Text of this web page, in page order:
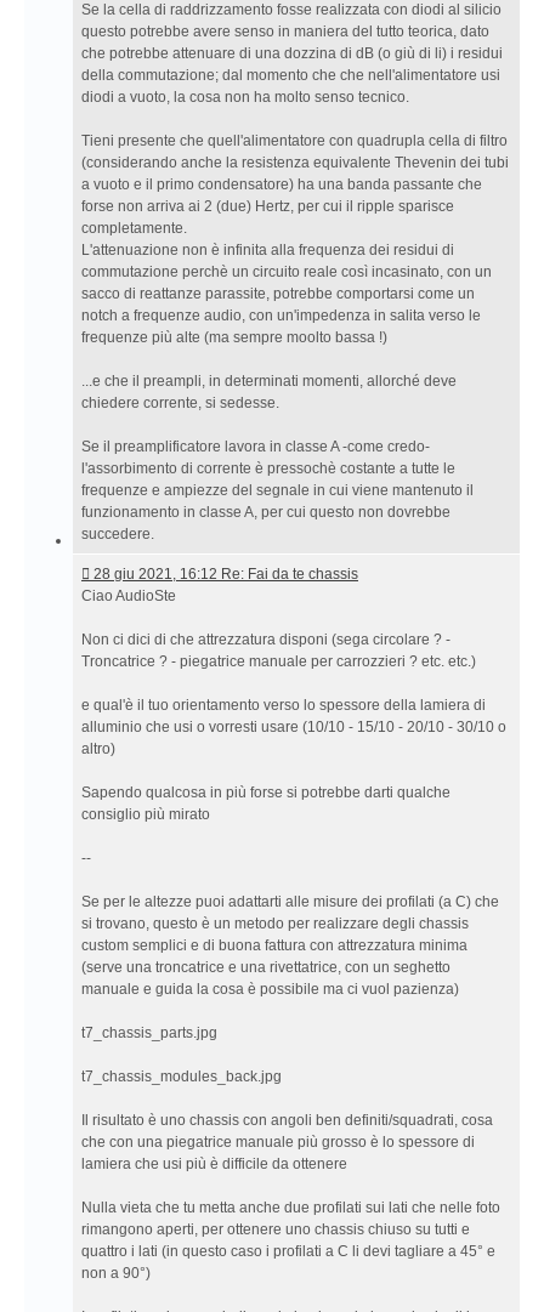
Se la cella di raddrizzamento fosse realizzata con diodi al silicio
questo potrebbe avere senso in maniera del tutto teorica, dato
che potrebbe attenuare di una dozzina di dB (o giù di li) i residui
della commutazione; dal momento che che nell'alimentatore usi
diodi a vuoto, la cosa non ha molto senso tecnico.
Tieni presente che quell'alimentatore con quadrupla cella di filtro
(considerando anche la resistenza equivalente Thevenin dei tubi
a vuoto e il primo condensatore) ha una banda passante che
forse non arriva ai 2 (due) Hertz, per cui il ripple sparisce
completamente.
L'attenuazione non è infinita alla frequenza dei residui di
commutazione perchè un circuito reale così incasinato, con un
sacco di reattanze parassite, potrebbe comportarsi come un
notch a frequenze audio, con un'impedenza in salita verso le
frequenze più alte (ma sempre moolto bassa !)
...e che il preampli, in determinati momenti, allorché deve
chiedere corrente, si sedesse.
Se il preamplificatore lavora in classe A -come credo-
l'assorbimento di corrente è pressochè costante a tutte le
frequenze e ampiezze del segnale in cui viene mantenuto il
funzionamento in classe A, per cui questo non dovrebbe
succedere.
28
giu
16:12 Re:
Fai
te
chassis
28 giu 2021, 16:12 Re: Fai da te chassis
Ciao AudioSte
Non ci dici di che attrezzatura disponi (sega circolare ? -
Troncatrice ? - piegatrice manuale per carrozzieri ? etc. etc.)
e qual'è il tuo orientamento verso lo spessore della lamiera di
alluminio che usi o vorresti usare (10/10 - 15/10 - 20/10 - 30/10 o
altro)
Sapendo qualcosa in più forse si potrebbe darti qualche
consiglio più mirato
--
Se per le altezze puoi adattarti alle misure dei profilati (a C) che
si trovano, questo è un metodo per realizzare degli chassis
custom semplici e di buona fattura con attrezzatura minima
(serve una troncatrice e una rivettatrice, con un seghetto
manuale e guida la cosa è possibile ma ci vuol pazienza)
t7_chassis_parts.jpg
t7_chassis_modules_back.jpg
Il risultato è uno chassis con angoli ben definiti/squadrati, cosa
che con una piegatrice manuale più grosso è lo spessore di
lamiera che usi più è difficile da ottenere
Nulla vieta che tu metta anche due profilati sui lati che nelle foto
rimangono aperti, per ottenere uno chassis chiuso su tutti e
quattro i lati (in questo caso i profilati a C li devi tagliare a 45° e
non a 90°)